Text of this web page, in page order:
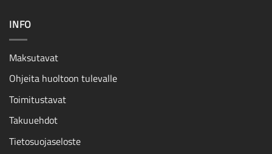
INFO
Maksutavat
Ohjeita huoltoon tulevalle
Toimitustavat
Takuuehdot
Tietosuojaseloste